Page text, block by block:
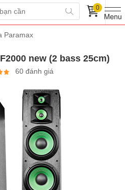
0
Paramax
new (2 bass 25cm)
60 đánh giá